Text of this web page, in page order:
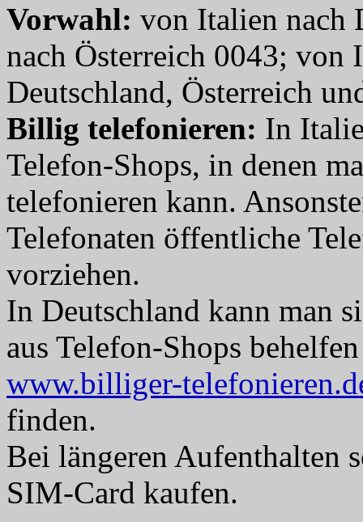
Vorwahl: von Italien nach
nach Österreich 0043;
Deutschland, Österreich
Billig telefonieren: In
Telefon-Shops, in denen
telefonieren kann.
Telefonaten öffentliche
vorziehen.
In Deutschland kann man
aus Telefon-Shops
www.billiger-
finden.
Bei längeren Aufenthalten
SIM-Card kaufen.